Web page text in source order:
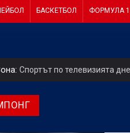
БАСКЕТБОЛ ФОРМУЛА 1
Спортът по телевизията
Левски наложи
на световно ниво: